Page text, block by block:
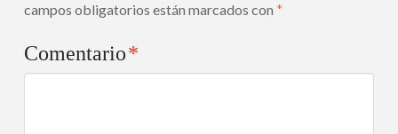
campos obligatorios están marcados con *
Comentario*